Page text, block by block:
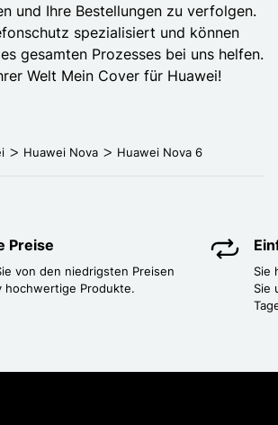
und Ihre Bestellungen zu verfolgen.
spezialisiert und können
gesamten Prozesses bei uns helfen.
Welt Mein Cover für Huawei!
Huawei Nova Huawei Nova 6
Preise
von den niedrigsten Preisen
hochwertige Produkte.
Sie
Sie